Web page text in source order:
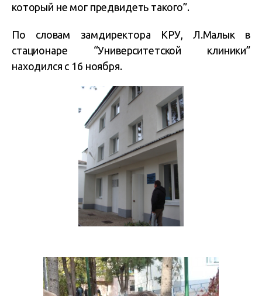
который не мог предвидеть такого”.
По словам замдиректора КРУ, Л.Малык в
стационаре “Университетской клиники”
находился с 16 ноября.